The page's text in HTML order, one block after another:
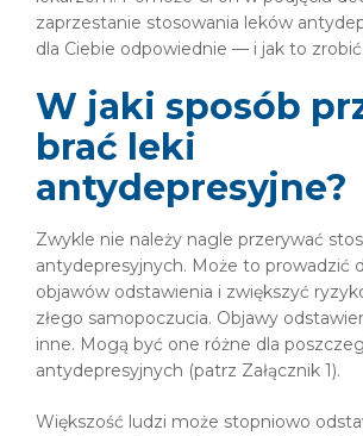
zaprzestanie stosowania leków
dla Ciebie odpowiednie — i jak to
W jaki sposób
brać leki
antydepresyjne?
Zwykle nie należy nagle przerywać
antydepresyjnych. Może to prowadzić
objawów odstawienia i zwiększyć
złego samopoczucia. Objawy
inne. Mogą być one różne dla
antydepresyjnych (patrz Załącznik 1).
Większość ludzi może stopniowo